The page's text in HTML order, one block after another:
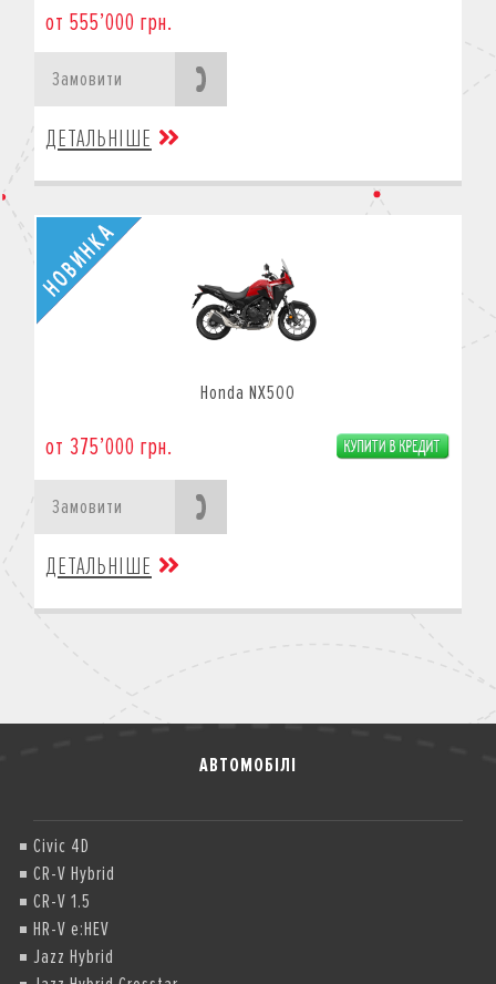
от 555’000 грн.
Замовити
ДЕТАЛЬНІШЕ
Honda NX500
от 375’000 грн.
Замовити
ДЕТАЛЬНІШЕ
АВТОМОБІЛІ
Civic 4D
CR-V Hybrid
CR-V 1.5
HR-V e:HEV
Jazz Hybrid